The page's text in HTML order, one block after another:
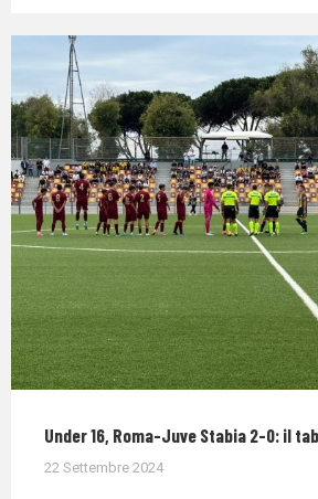
Under 16, Roma-Juve Stabia 2-0: il
22 Settembre 2024